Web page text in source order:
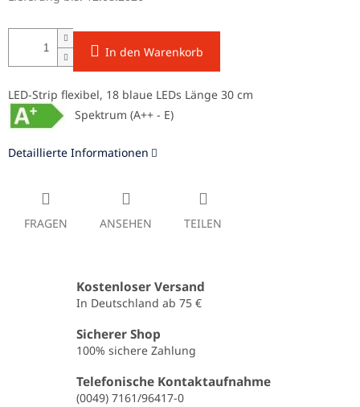
In den Warenkorb
LED-Strip flexibel, 18 blaue LEDs Länge 30 cm
Spektrum (A++ - E)
Detaillierte Informationen
FRAGEN ANSEHEN TEILEN
Kostenloser Versand
In Deutschland ab 75 €
Sicherer Shop
100% sichere Zahlung
Telefonische Kontaktaufnahme
(0049) 7161/96417-0